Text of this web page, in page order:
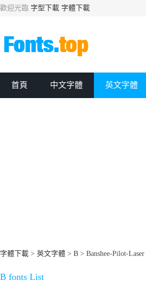
歡迎光臨 字型下載 字體下載
首頁 中文字體 英文字體
字體下載 > 英文字體 > B > Banshee-Pilot-
B fonts List